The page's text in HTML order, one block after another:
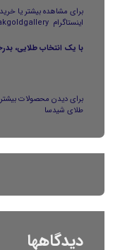
برای مشاهده بیشتر یا خرید
اینستاگرام
با یک انتخاب طلایی،
برای دیدن محصولات
طلای شیدسا
دیدگاهها